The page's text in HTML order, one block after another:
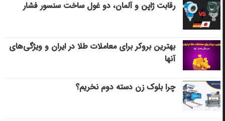
رقابت ژاپن و آلمان، دو غول ساخت سنسور فشار
بهترین بروکر برای معاملات طلا در ایران و ویژگی‌های
آنها
چرا بلوک زن دسته دوم نخریم؟